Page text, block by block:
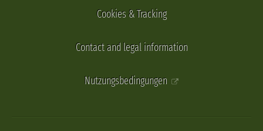
Cookies & Tracking
Contact and legal information
Nutzungsbedingungen